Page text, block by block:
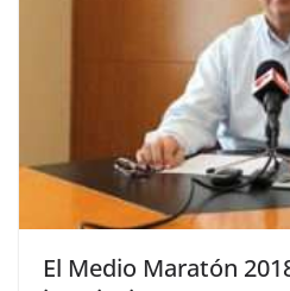
El Medio Maratón